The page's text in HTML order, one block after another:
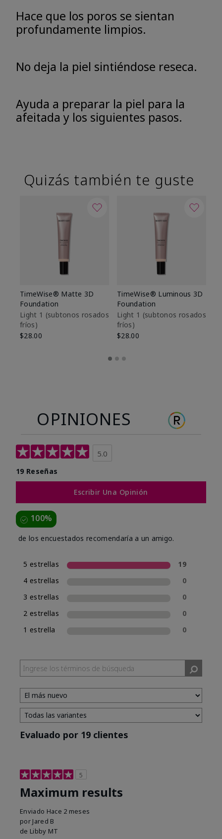
Hace que los poros se sientan
profundamente limpios.
No deja la piel sintiéndose reseca.
Ayuda a preparar la piel para la
afeitada y los siguientes pasos.
Quizás también te guste
TimeWise® Matte 3D
Foundation
Light 1​ (subtonos rosados
fríos)
$28.00
TimeWise® Luminous 3D
Foundation
Light 1​ (subtonos rosados
fríos)
$28.00
OPINIONES
5.0
19 Reseñas
Escribir Una Opinión
100%
de los encuestados recomendaría a un amigo.
5 estrellas
19
4 estrellas
0
3 estrellas
0
2 estrellas
0
1 estrella
0
Evaluado por 19 clientes
5
Maximum results
Enviado Hace 2 meses
por Jared B
de Libby MT